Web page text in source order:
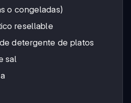
o congeladas)
resellable
detergente de platos
sal